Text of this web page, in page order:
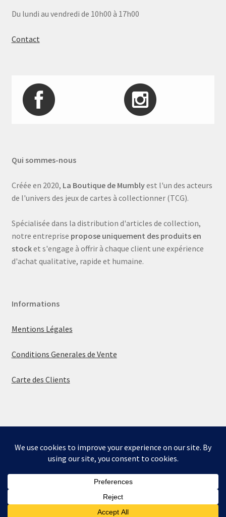
Bienvenue sur la boutique de Mumbly - Cartes de
Du lundi au vendredi de 10h00 à 17h00
Contact
Qui sommes-nous
Créée en 2020, La Boutique de Mumblyest l'un des acteurs
de l'univers des jeux de cartes à collectionner (TCG).
Spécialisée dans la distribution d'articles de collection,
notre entreprise propose uniquement des produits en
stocket s'engage à offrir à chaque client une expérience
d'achat qualitative, rapide et humaine.
Informations
Mentions Légales
Conditions Generales de Vente
Carte des Clients
© La boutique de Mumbly 2026
Built with WooCommerce.